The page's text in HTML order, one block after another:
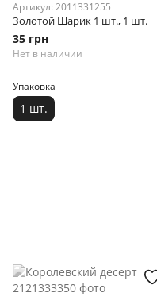
Артикул: 2011331255
Золотой Шарик 1 шт., 1 шт.
35 грн
Нет в наличии
Упаковка
1 шт.